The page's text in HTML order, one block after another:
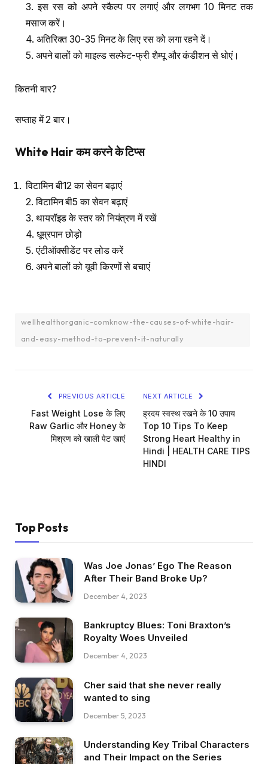
3. इस रस को अपने स्कैल्प पर लगाएं और लगभग 10 मिनट तक
मसाज करें।
4. अतिरिक्त 30-35 मिनट के लिए रस को लगा रहने दें।
5. अपने बालों को माइल्ड सल्फेट-फ्री शैम्पू और कंडीशन से धोएं।
कितनी बार?
सप्ताह में 2 बार।
White Hairकम करने के टिप्स
विटामिन बी12 का सेवन बढ़ाएं
2. विटामिन बी5 का सेवन बढ़ाएं
3. थायरॉइड के स्तर को नियंत्रण में रखें
4. धूम्रपान छोड़ो
5. एंटीऑक्सीडेंट पर लोड करें
6. अपने बालों को यूवी किरणों से बचाएं
wellhealthorganic-comknow-the-causes-of-white-hair-
and-easy-method-to-prevent-it-naturally
PREVIOUS ARTICLE
Fast Weight Lose के लिए
Raw Garlic और Honey के
मिश्रण को खाली पेट खाएं
NEXT ARTICLE
ह्रदय स्वस्थ रखने के 10 उपाय
Top 10 Tips To Keep
Strong Heart Healthy in
Hindi | HEALTH CARE TIPS
HINDI
Top Posts
Was Joe Jonas’ Ego The Reason
After Their Band Broke Up?
December 4, 2023
Bankruptcy Blues: Toni Braxton’s
Royalty Woes Unveiled
December 4, 2023
Cher said that she never really
wanted to sing
December 5, 2023
Understanding Key Tribal Characters
and Their Impact on the Series